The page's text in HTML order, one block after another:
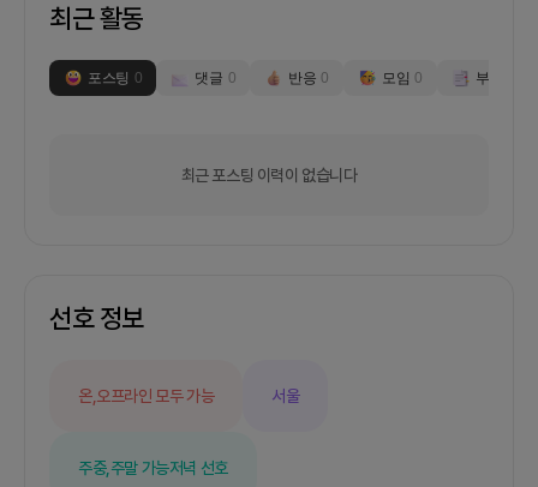
최근 활동
포스팅 0 댓글 0 반응 0 모임 0 부스
최근 포스팅 이력이 없습니다
선호 정보
온,오프라인 모두 가능 서울
주중,주말 가능저녁 선호